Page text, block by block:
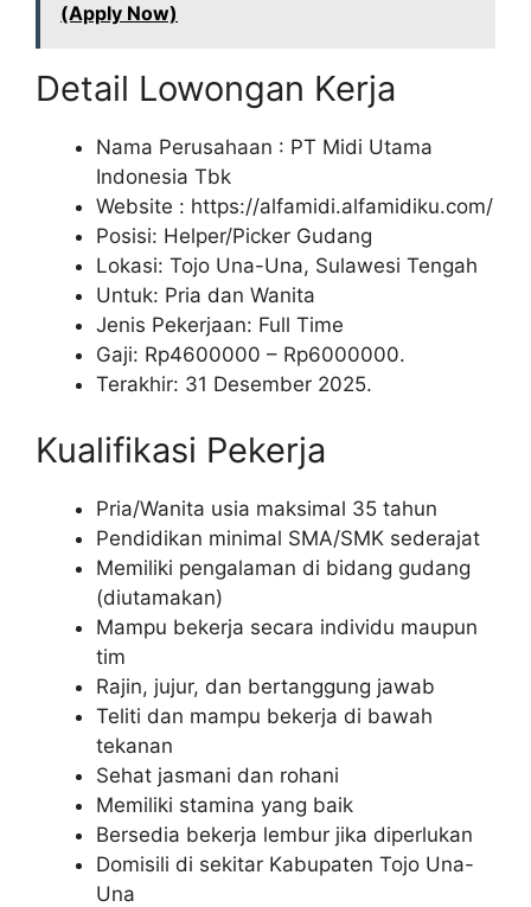
(Apply Now)
Detail Lowongan Kerja
Nama Perusahaan : PT Midi Utama
Indonesia Tbk
Website : https://alfamidi.alfamidiku.com/
Posisi: Helper/Picker Gudang
Lokasi: Tojo Una-Una, Sulawesi Tengah
Untuk: Pria dan Wanita
Jenis Pekerjaan: Full Time
Gaji: Rp4600000 – Rp6000000.
Terakhir: 31 Desember 2025.
Kualifikasi Pekerja
Pria/Wanita usia maksimal 35 tahun
Pendidikan minimal SMA/SMK sederajat
Memiliki pengalaman di bidang gudang
(diutamakan)
Mampu bekerja secara individu maupun
tim
Rajin, jujur, dan bertanggung jawab
Teliti dan mampu bekerja di bawah
tekanan
Sehat jasmani dan rohani
Memiliki stamina yang baik
Bersedia bekerja lembur jika diperlukan
Domisili di sekitar Kabupaten Tojo Una-
Una